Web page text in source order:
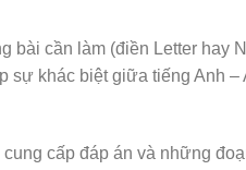
cần làm (điền Letter hay
khác biệt giữa tiếng Anh –
cấp đáp án và những